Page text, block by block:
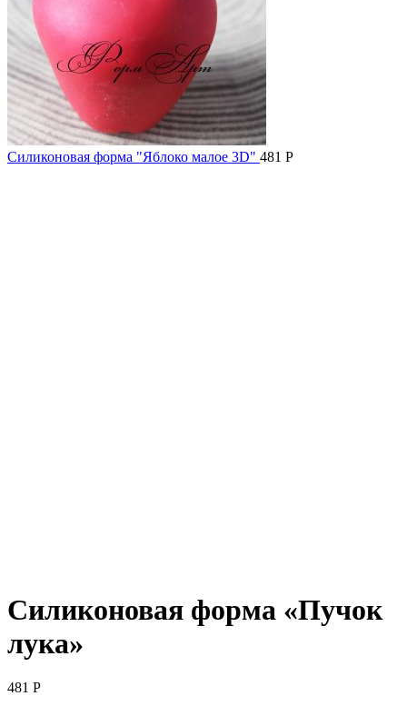
Силиконовая форма "Яблоко малое 3D" 481 Р
Силиконовая форма «Пучок
лука»
481 Р